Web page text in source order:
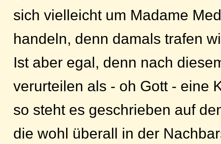
sich vielleicht um Madame
handeln, denn damals trafen
Ist aber egal, denn nach
verurteilen als - oh Gott - eine
so steht es geschrieben auf
die wohl überall in der